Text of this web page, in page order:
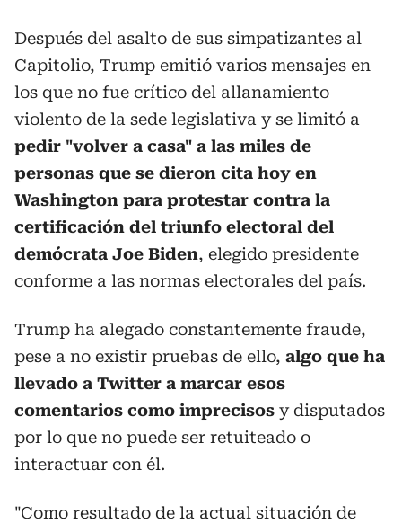
Después del asalto de sus simpatizantes al
Capitolio, Trump emitió varios mensajes en
los que no fue crítico del allanamiento
violento de la sede legislativa y se limitó a
pedir "volver a casa" a las miles de
personas que se dieron cita hoy en
Washington para protestar contra la
certificación del triunfo electoral del
demócrata Joe Biden, elegido presidente
conforme a las normas electorales del país.
Trump ha alegado constantemente fraude,
pese a no existir pruebas de ello, algo que ha
llevado a Twitter a marcar esos
comentarios como imprecisos y disputados
por lo que no puede ser retuiteado o
interactuar con él.
"Como resultado de la actual situación de